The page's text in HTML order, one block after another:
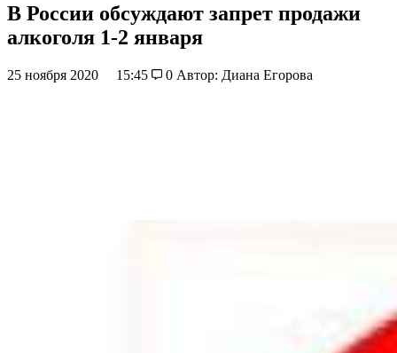
В России обсуждают запрет продажи
алкоголя 1-2 января
25 ноября 2020 15:45 0 Автор: Диана Егорова